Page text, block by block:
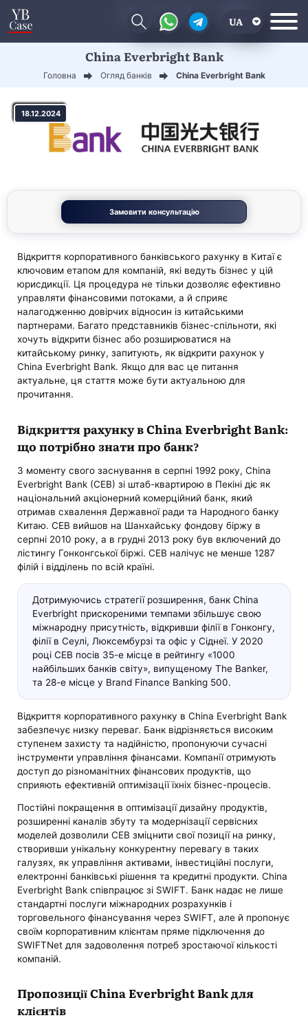
UA
China Everbright Bank
Головна Огляд банків China Everbright Bank
18.12.2024
Замовити консультацію
Відкриття корпоративного банківського рахунку в Китаї є
ключовим етапом для компаній, які ведуть бізнес у цій
юрисдикції. Ця процедура не тільки дозволяє ефективно
управляти фінансовими потоками, а й сприяє
налагодженню довірчих відносин із китайськими
партнерами. Багато представників бізнес-спільноти, які
хочуть відкрити бізнес або розширюватися на
китайському ринку, запитують, як відкрити рахунок у
China Everbright Bank. Якщо для вас це питання
актуальне, ця стаття може бути актуальною для
прочитання.
Відкриття рахунку в China Everbright Bank:
що потрібно знати про банк?
З моменту свого заснування в серпні 1992 року, China
Everbright Bank (CEB) зі штаб-квартирою в Пекіні діє як
національний акціонерний комерційний банк, який
отримав схвалення Державної ради та Народного банку
Китаю. CEB вийшов на Шанхайську фондову біржу в
серпні 2010 року, а в грудні 2013 року був включений до
лістингу Гонконгської біржі. CEB налічує не менше 1287
філій і відділень по всій країні.
Дотримуючись стратегії розширення, банк China
Everbright прискореними темпами збільшує свою
міжнародну присутність, відкривши філії в Гонконгу,
філії в Сеулі, Люксембурзі та офіс у Сіднеї. У 2020
році CEB посів 35-е місце в рейтингу «1000
найбільших банків світу», випущеному The Banker,
та 28-е місце у Brand Finance Banking 500.
Відкриття корпоративного рахунку в China Everbright Bank
забезпечує низку переваг. Банк відрізняється високим
ступенем захисту та надійністю, пропонуючи сучасні
інструменти управління фінансами. Компанії отримують
доступ до різноманітних фінансових продуктів, що
сприяють ефективній оптимізації їхніх бізнес-процесів.
Постійні покращення в оптимізації дизайну продуктів,
розширенні каналів збуту та модернізації сервісних
моделей дозволили CEB зміцнити свої позиції на ринку,
створивши унікальну конкурентну перевагу в таких
галузях, як управління активами, інвестиційні послуги,
електронні банківські рішення та кредитні продукти. China
Everbright Bank співпрацює зі SWIFT. Банк надає не лише
стандартні послуги міжнародних розрахунків і
торговельного фінансування через SWIFT, але й пропонує
своїм корпоративним клієнтам пряме підключення до
SWIFTNet для задоволення потреб зростаючої кількості
компаній.
Пропозиції China Everbright Bank для
клієнтів